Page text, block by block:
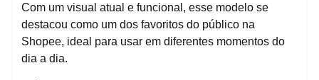
Com um visual atual e funcional, esse modelo se
destacou como um dos favoritos do público na
Shopee, ideal para usar em diferentes momentos do
dia a dia.